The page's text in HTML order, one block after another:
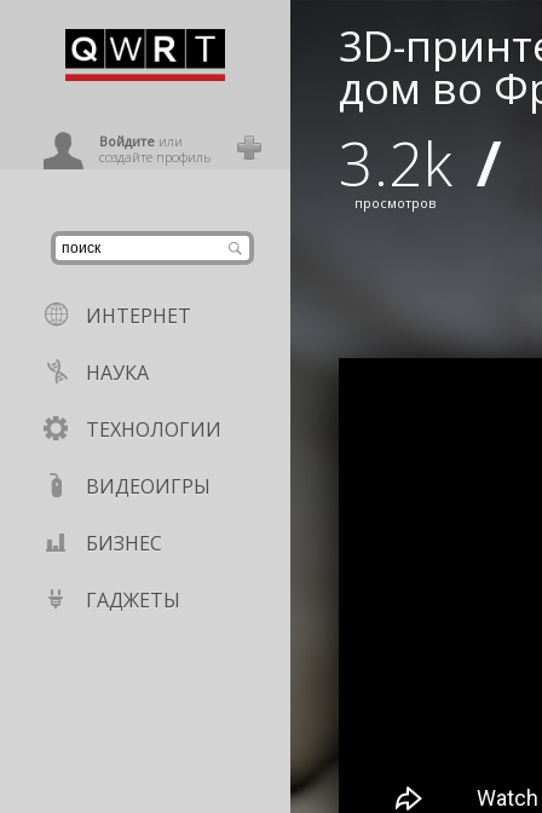
Войдитеили
создайте профиль
ИНТЕРНЕТ
НАУКА
ТЕХНОЛОГИИ
ВИДЕОИГРЫ
БИЗНЕС
ГАДЖЕТЫ
3D-
дом во
3.2k
просмотров /